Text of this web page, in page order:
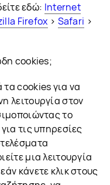
εδώ: Internet
Firefox > Safari >
cookies;
cookies για να
λειτουργία στον
το
τις υπηρεσίες
μια λειτουργία
κάνετε κλικ στους